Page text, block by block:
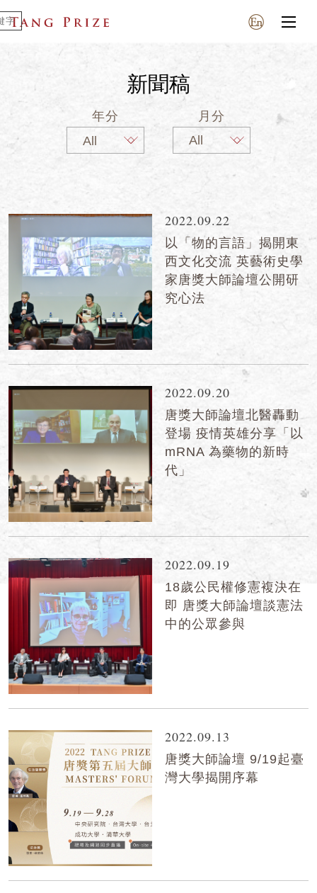
新聞稿
年分 月分
2022.09.22
以「物的言語」揭開東
西文化交流 英藝術史學
家唐獎大師論壇公開研
究心法
2022.09.20
唐獎大師論壇北醫轟動
登場 疫情英雄分享「以
mRNA 為藥物的新時
代」
2022.09.19
18歲公民權修憲複決在
即 唐獎大師論壇談憲法
中的公眾參與
2022.09.13
唐獎大師論壇 9/19起臺
灣大學揭開序幕